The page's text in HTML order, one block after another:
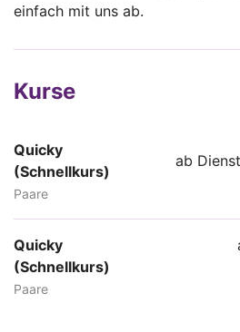
einfach mit uns ab.
Kurse
Quicky
(Schnellkurs)
Paare
ab
Quicky
(Schnellkurs)
Paare